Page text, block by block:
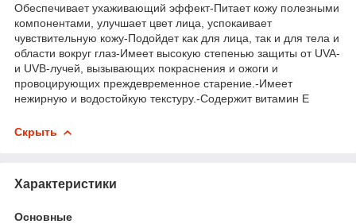
Обеспечивает ухаживающий эффект-Питает кожу полезными
компонентами, улучшает цвет лица, успокаивает
чувствительную кожу-Подойдет как для лица, так и для тела и
области вокруг глаз-Имеет высокую степенью защиты от UVA-
и UVB-лучей, вызывающих покраснения и ожоги и
провоцирующих преждевременное старение.-Имеет
нежирную и водостойкую текстуру.- Содержит витамин E
Скрыть
Характеристики
Основные